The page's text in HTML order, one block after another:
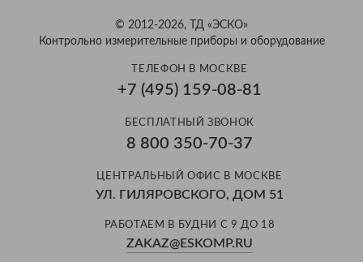
© 2012-2026, ТД «ЭСКО»
Контрольно измерительные приборы и оборудование
ТЕЛЕФОН В МОСКВЕ
+7 (495) 159-08-81
БЕСПЛАТНЫЙ ЗВОНОК
8 800 350-70-37
ЦЕНТРАЛЬНЫЙ ОФИС В МОСКВЕ
УЛ. ГИЛЯРОВСКОГО, ДОМ 51
РАБОТАЕМ В БУДНИ С 9 ДО 18
ZAKAZ@ESKOMP.RU